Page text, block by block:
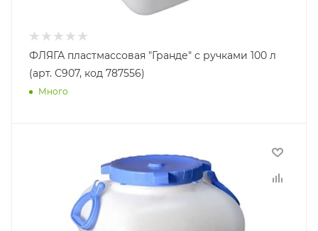
ФЛЯГА пластмассовая "Гранде" с ручками 100 л
(арт. С907, код 787556)
Много